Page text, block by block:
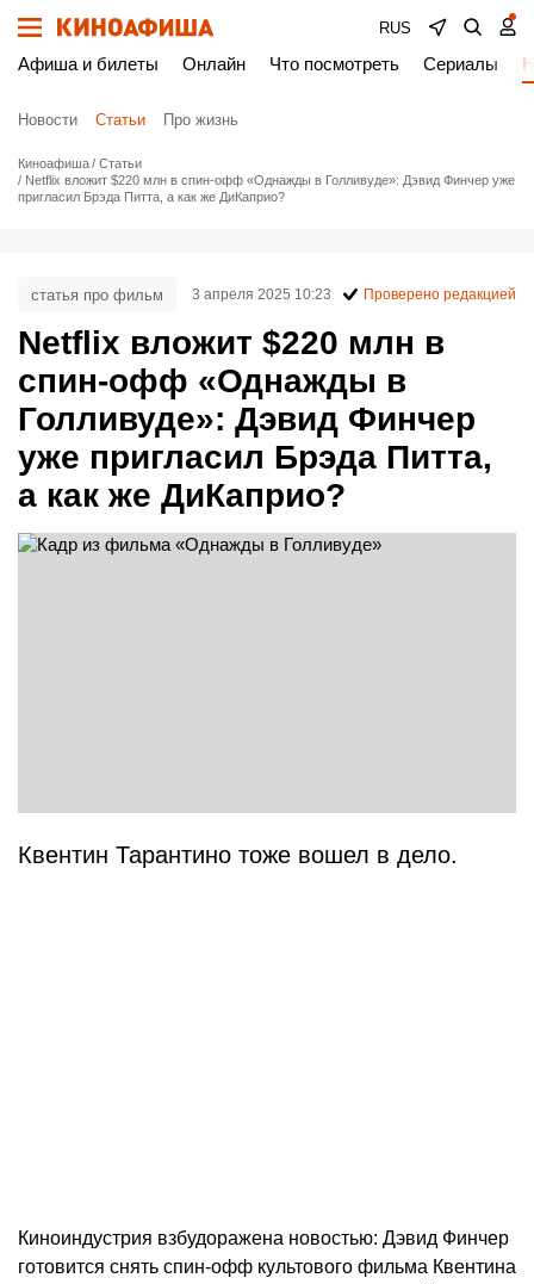
RUS
Афиша и билеты Онлайн Что посмотреть Сериалы
Новости Статьи Про жизнь
Киноафиша
Статьи
Netflix вложит $220 млн в спин-офф «Однажды в Голливуде»: Дэвид Финчер уже
пригласил Брэда Питта, а как же ДиКаприо?
Netflix вложит $220 млн в
спин-офф «Однажды в
Голливуде»: Дэвид Финчер
уже пригласил Брэда Питта,
а как же ДиКаприо?
статья про фильм 3 апреля 2025 10:23 Проверено редакцией
Квентин Тарантино тоже вошел в дело.
Киноиндустрия взбудоражена новостью: Дэвид Финчер
готовится снять спин-офф культового фильма Квентина